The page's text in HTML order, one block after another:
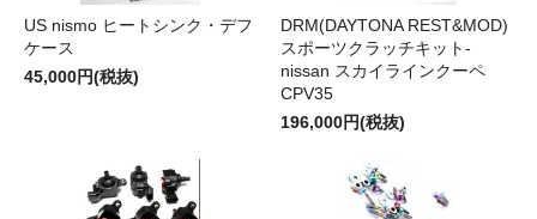
US nismo ヒートシンク・デフ
ケース
45,000円(税抜)
DRM(DAYTONA REST&MOD)
スポーツクラッチキット-
nissan スカイラインクーペ
CPV35
196,000円(税抜)